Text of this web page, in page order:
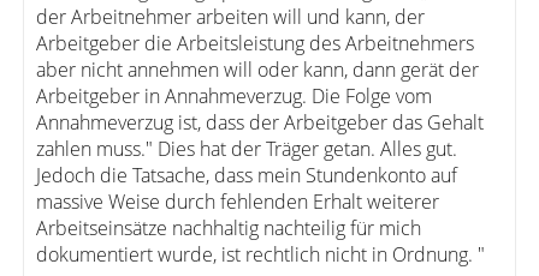
der Arbeitnehmer arbeiten will und kann, der
Arbeitgeber die Arbeitsleistung des Arbeitnehmers
aber nicht annehmen will oder kann, dann gerät der
Arbeitgeber in Annahmeverzug. Die Folge vom
Annahmeverzug ist, dass der Arbeitgeber das Gehalt
zahlen muss." Dies hat der Träger getan. Alles gut.
Jedoch die Tatsache, dass mein Stundenkonto auf
massive Weise durch fehlenden Erhalt weiterer
Arbeitseinsätze nachhaltig nachteilig für mich
dokumentiert wurde, ist rechtlich nicht in Ordnung. "